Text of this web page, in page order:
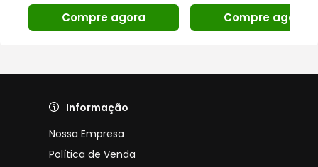
Compre agora Compre agora
Informação
Nossa Empresa
Política de Venda